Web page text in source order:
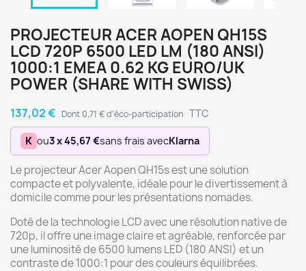
PROJECTEUR ACER AOPEN QH15S
LCD 720P 6500 LED LM (180 ANSI)
1000:1 EMEA 0.62 KG EURO/UK
POWER (SHARE WITH SWISS)
137,02 € Dont 0,71 € d'éco-participation TTC
K ou3 x 45,67 €sans frais avecKlarna
Le projecteur Acer Aopen QH15s est une solution
compacte et polyvalente, idéale pour le divertissement à
domicile comme pour les présentations nomades.
Doté de la technologie LCD avec une résolution native de
720p, il offre une image claire et agréable, renforcée par
une luminosité de 6500 lumens LED (180 ANSI) et un
contraste de 1000:1 pour des couleurs équilibrées.